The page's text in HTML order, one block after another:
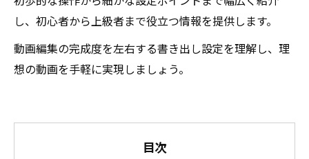
し、初心者から上級者まで役立つ情報を提供します。
動画編集の完成度を左右する書き出し設定を理解し、理
想の動画を手軽に実現しましょう。
目次